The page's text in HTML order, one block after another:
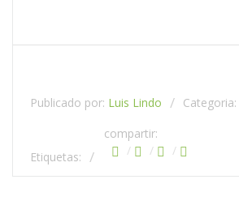
Publicado por: Luis Lindo Categoria:
Etiquetas:
compartir: